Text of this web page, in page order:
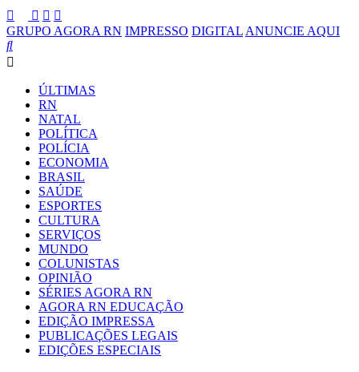
GRUPO AGORA RN IMPRESSO DIGITAL ANUNCIE AQUI
ÚLTIMAS
RN
NATAL
POLÍTICA
POLÍCIA
ECONOMIA
BRASIL
SAÚDE
ESPORTES
CULTURA
SERVIÇOS
MUNDO
COLUNISTAS
OPINIÃO
SÉRIES AGORA RN
AGORA RN EDUCAÇÃO
EDIÇÃO IMPRESSA
PUBLICAÇÕES LEGAIS
EDIÇÕES ESPECIAIS